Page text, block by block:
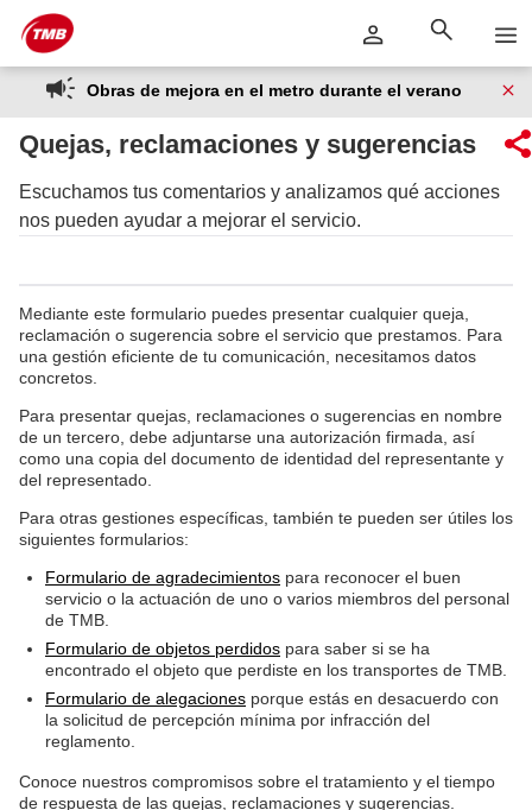
Saltar al contenido principal
Saltar
al
contenido
Obras de mejora en el metro durante el verano
Quejas, reclamaciones y sugerencias
Escuchamos tus comentarios y analizamos qué acciones
nos pueden ayudar a mejorar el servicio.
Mediante este formulario puedes presentar cualquier queja,
reclamación o sugerencia sobre el servicio que prestamos. Para
una gestión eficiente de tu comunicación, necesitamos datos
concretos.
Para presentar quejas, reclamaciones o sugerencias en nombre
de un tercero, debe adjuntarse una autorización firmada, así
como una copia del documento de identidad del representante y
del representado.
Para otras gestiones específicas, también te pueden ser útiles los
siguientes formularios:
Formulario de agradecimientos para reconocer el buen
servicio o la actuación de uno o varios miembros del personal
de TMB.
Formulario de objetos perdidos para saber si se ha
encontrado el objeto que perdiste en los transportes de TMB.
Formulario de alegaciones porque estás en desacuerdo con
la solicitud de percepción mínima por infracción del
reglamento.
Conoce nuestros compromisos sobre el tratamiento y el tiempo
de respuesta de las quejas, reclamaciones y sugerencias.